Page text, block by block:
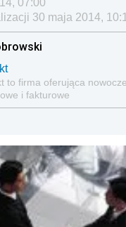
07:00
30 maja 2014,
to firma oferująca
i fakturowe